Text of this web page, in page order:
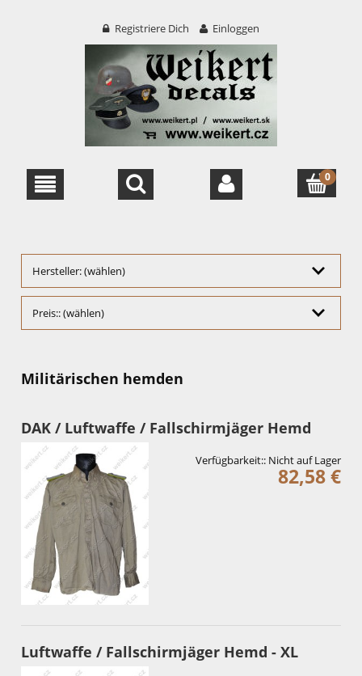
Registriere Dich Einloggen
Hersteller: (wählen)
Preis:: (wählen)
Militärischen hemden
DAK / Luftwaffe / Fallschirmjäger Hemd
Verfügbarkeit:: Nicht auf Lager
82,58 €
Luftwaffe / Fallschirmjäger Hemd - XL